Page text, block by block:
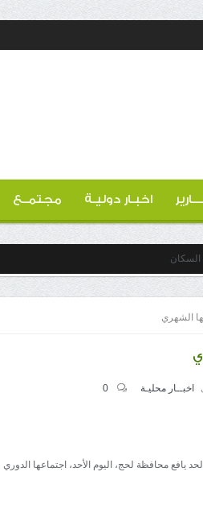
اخبـار دوليـة مجتمــع
السكان
الشهري
اخبــار محليـة 0
يافع محافظة لحج، اليوم الأحد، اجتماعها الدوري